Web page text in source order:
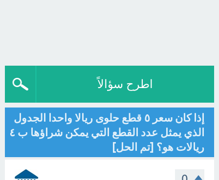
اطرح سؤالاً
إذا كان سعر ٥ قطع حلوى ريالا واحدا الجدول
الذي يمثل عدد القطع التي يمكن شراؤها ب ٤
ريالات هو؟ [تم الحل]